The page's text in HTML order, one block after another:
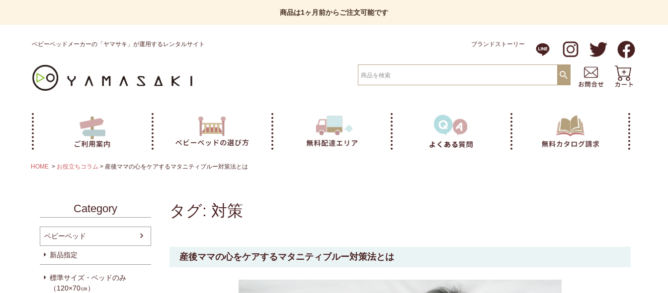
商品は1ヶ月前からご注文可能です
ベビーベッドメーカーの「ヤマサキ」が運用するレンタルサイト ブランドストーリー
HOME お役立ちコラム 産後ママの心をケアするマタニティブルー対策法とは
Category
ベビーベッド
新品指定
標準サイズ・ベッドのみ
（120×70㎝）
タグ: 対策
産後ママの心をケアするマタニティブルー対策法とは